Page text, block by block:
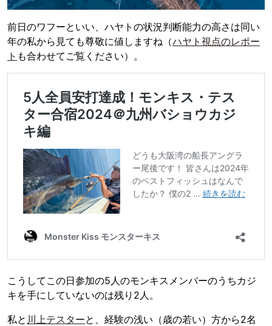
前日のワフーといい、ハヤトの状況判断能力の高さは同い
年の私から見ても尊敬に値しますね（ハヤト視点のレポー
ト も合わせてご覧ください）。
こうしてこの日参加の5人のモンキスメンバーのうちカジ
キを手にしていないのは残り2人。
私と 川上テスターと、経験の浅い（歳の若い）方から2名